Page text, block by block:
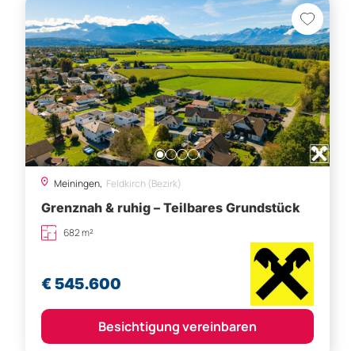
Meiningen, Feldkirch (Bezirk)
Grenznah & ruhig – Teilbares Grundstück
682 m²
€ 545.600
Besichtigung vereinbaren